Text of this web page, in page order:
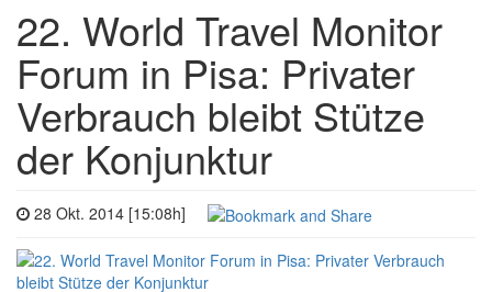
22. World Travel Monitor
Forum in Pisa: Privater
Verbrauch bleibt Stütze
der Konjunktur
28 Okt. 2014 [15:08h]